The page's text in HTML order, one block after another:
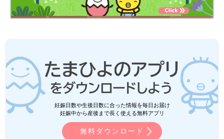
妊娠日数や生後日数に合った情報を毎日お届け
妊娠中から産後まで長く使える無料アプリ
無料ダウンロード